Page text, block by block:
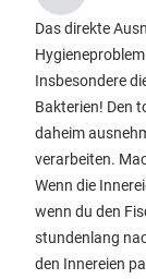
Das direkte
Insbesondere
Bakterien! Den
daheim
verarbeiten.
Wenn die
wenn du den
stundenlang
den Innereien